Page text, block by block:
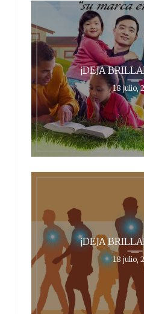
¡DEJA
18 julio,
¡DEJA
18 julio,